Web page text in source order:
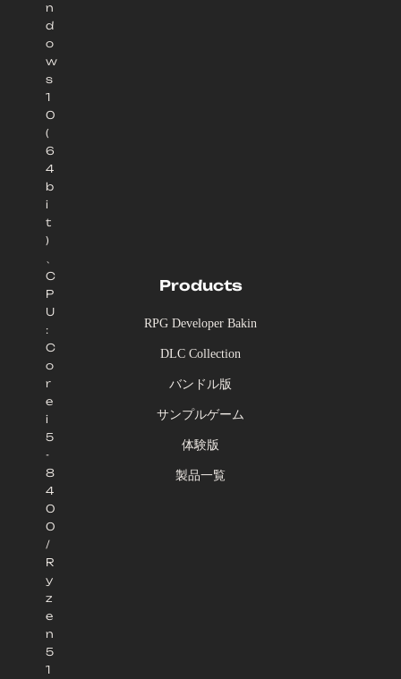
n
d
o
w
s
1
0
(
6
4
b
i
t
)
C
P
U
:
C
o
r
e
i
5
-
8
4
0
0
/
R
y
z
e
n
5
1
Products
RPG Developer Bakin
DLC Collection
バンドル版
サンプルゲーム
体験版
製品一覧